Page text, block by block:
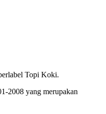
Topi Koki.
2008 yang merupakan